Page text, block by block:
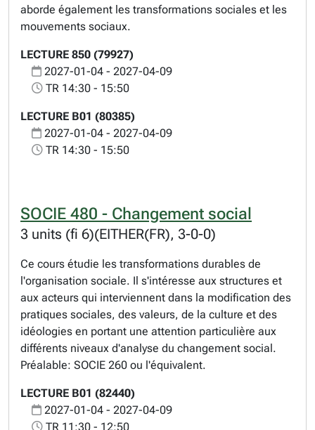
aborde également les transformations sociales et les
mouvements sociaux.
LECTURE 850 (79927)
2027-01-04 - 2027-04-09
TR 14:30 - 15:50
LECTURE B01 (80385)
2027-01-04 - 2027-04-09
TR 14:30 - 15:50
SOCIE 480 - Changement social
3 units (fi 6)(EITHER(FR), 3-0-0)
Ce cours étudie les transformations durables de
l'organisation sociale. Il s'intéresse aux structures et
aux acteurs qui interviennent dans la modification des
pratiques sociales, des valeurs, de la culture et des
idéologies en portant une attention particulière aux
différents niveaux d'analyse du changement social.
Préalable: SOCIE 260 ou l'équivalent.
LECTURE B01 (82440)
2027-01-04 - 2027-04-09
TR 11:30 - 12:50